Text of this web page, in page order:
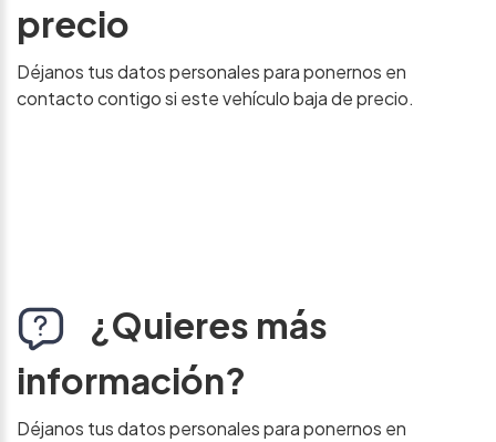
precio
Déjanos tus datos personales para ponernos en
contacto contigo si este vehículo baja de precio.
¿Quieres más
información?
Déjanos tus datos personales para ponernos en